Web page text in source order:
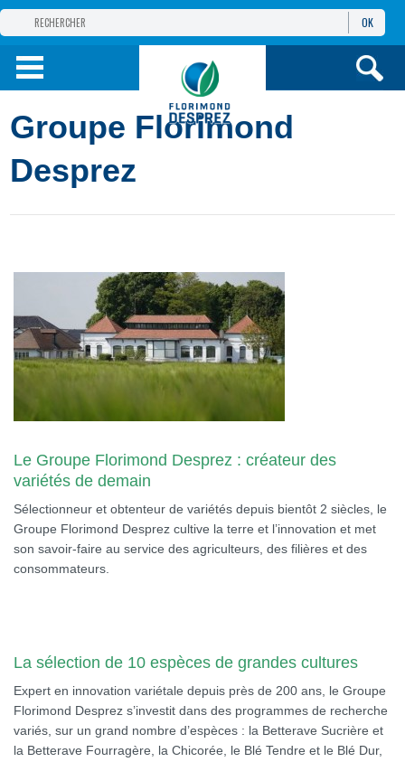
GROUPE
PRODUITS
INFOSET SERVICES
OK
Groupe Florimond
Desprez
Le Groupe Florimond Desprez : créateur des
variétés de demain
Sélectionneur et obtenteur de variétés depuis bientôt 2 siècles, le
Groupe Florimond Desprez cultive la terre et l’innovation et met
son savoir-faire au service des agriculteurs, des filières et des
consommateurs.
La sélection de 10 espèces de grandes cultures
Expert en innovation variétale depuis près de 200 ans, le Groupe
Florimond Desprez s’investit dans des programmes de recherche
variés, sur un grand nombre d’espèces : la Betterave Sucrière et
la Betterave Fourragère, la Chicorée, le Blé Tendre et le Blé Dur,